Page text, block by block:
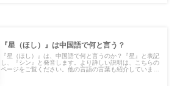
『星（ほし）』は中国語で何と言う？
『星（ほし）』は、中国語で何と言うのか？『星』と表記
し、『シン』と発音します。より詳しい説明は、こちらの
ページをご覧ください。他の言語の言葉も紹介していま